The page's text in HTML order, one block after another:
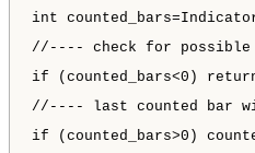
int
//---- check for possible
if (counted_bars<0)
//---- last counted bar
if (counted_bars>0)